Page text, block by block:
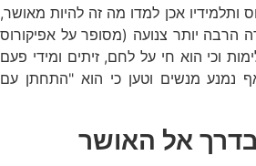
ותלמידיו אכן למדו מה זה להיות מאושר,
הרבה יותר צנועה (מסופר על אפיקורוס
וכי הוא חי על לחם, זיתים ומידי פעם
נמנע מנשים וטען כי הוא "התחתן עם
אל האושר